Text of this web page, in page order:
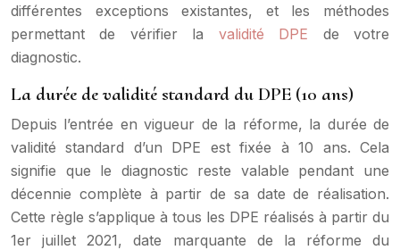
différentes exceptions existantes, et les méthodes
permettant de vérifier la validité DPE de votre
diagnostic.
La durée de validité standard du DPE (10 ans)
Depuis l’entrée en vigueur de la réforme, la durée de
validité standard d’un DPE est fixée à 10 ans. Cela
signifie que le diagnostic reste valable pendant une
décennie complète à partir de sa date de réalisation.
Cette règle s’applique à tous les DPE réalisés à partir du
1er juillet 2021, date marquante de la réforme du